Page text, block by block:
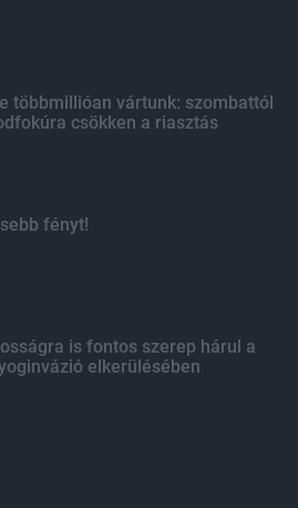
többmillióan vártunk: szombattól
csökken a riasztás
fényt!
is fontos szerep hárul a
elkerülésében